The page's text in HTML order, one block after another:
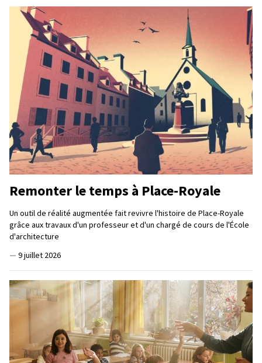
Remonter le temps à Place-Royale
Un outil de réalité augmentée fait revivre l'histoire de Place-Royale
grâce aux travaux d'un professeur et d'un chargé de cours de l'École
d'architecture
— 9 juillet 2026